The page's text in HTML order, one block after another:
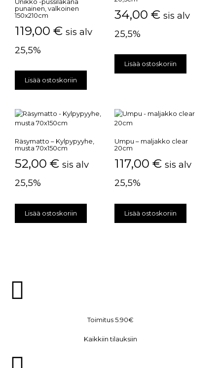
punainen, valkoinen
150x210cm
119,00 € sis alv
25,5%
Lisää ostoskoriin
34,00 € sis alv
25,5%
Lisää ostoskoriin
Räsymatto – Kylpypyyhe,
musta 70x150cm
52,00 € sis alv
25,5%
Lisää ostoskoriin
Umpu – maljakko clear
20cm
117,00 € sis alv
25,5%
Lisää ostoskoriin
Toimitus 5.90€
Kaikkiin tilauksiin